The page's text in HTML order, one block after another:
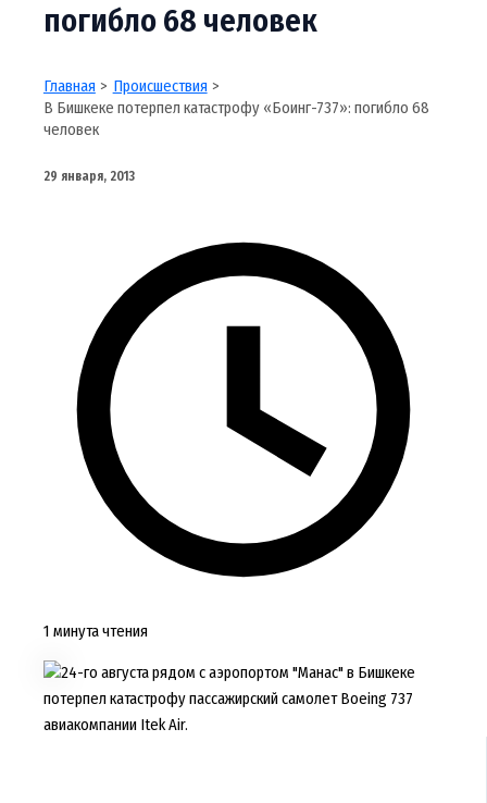
погибло 68 человек
Главная
Происшествия
В Бишкеке потерпел катастрофу «Боинг-737»: погибло 68
человек
29 января, 2013
1 минута чтения
24-го августа рядом с аэропортом "Манас" в Бишкеке
потерпел катастрофу пассажирский самолет Boeing 737
авиакомпании Itek Air.